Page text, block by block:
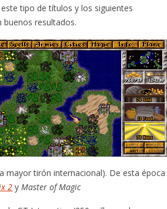
tipo de títulos y los siguientes
resultados.
mayor tirón internacional). De esta época
2 y Master of Magic